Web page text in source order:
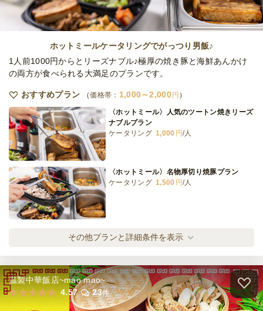
ホットミールケータリングでがっつり男飯♪
1人前1000円からとリーズナブル♪極厚の焼き豚と海鮮あんかけ
の両方が食べられる大満足のプランです。
おすすめプラン 価格帯： 1,000～2,000 円
〈ホットミール〉人気のツートン焼きリーズ
ナブルプラン
ケータリング 1,000 円/人
〈ホットミール〉名物厚切り焼豚プラン
ケータリング 1,500 円/人
〈ホットミール〉ボリューム満点プラン
ケータリング 2,000円/人
全てのプランを見る（3件）
その他プランと詳細条件を表示
温製中華飯店~mao mao~
4.57
23件